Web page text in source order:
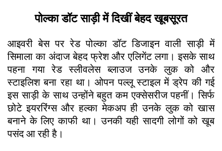
पोल्का डॉट साड़ी में दिखीं बेहद खूबसूरत
आइवरी बेस पर रेड पोल्का डॉट डिजाइन वाली साड़ी में
सिमाला का अंदाज बेहद फ्रेश और एलिगेंट लगा। इसके साथ
पहना गया रेड स्लीवलेस ब्लाउज उनके लुक को और
स्टाइलिश बना रहा था। ओपन पल्लू स्टाइल में ड्रेप की गई
इस साड़ी के साथ उन्होंने बहुत कम एक्सेसरीज पहनीं। सिर्फ
छोटे इयररिंग्स और हल्का मेकअप ही उनके लुक को खास
बनाने के लिए काफी था। उनकी यही सादगी लोगों को खूब
पसंद आ रही है।